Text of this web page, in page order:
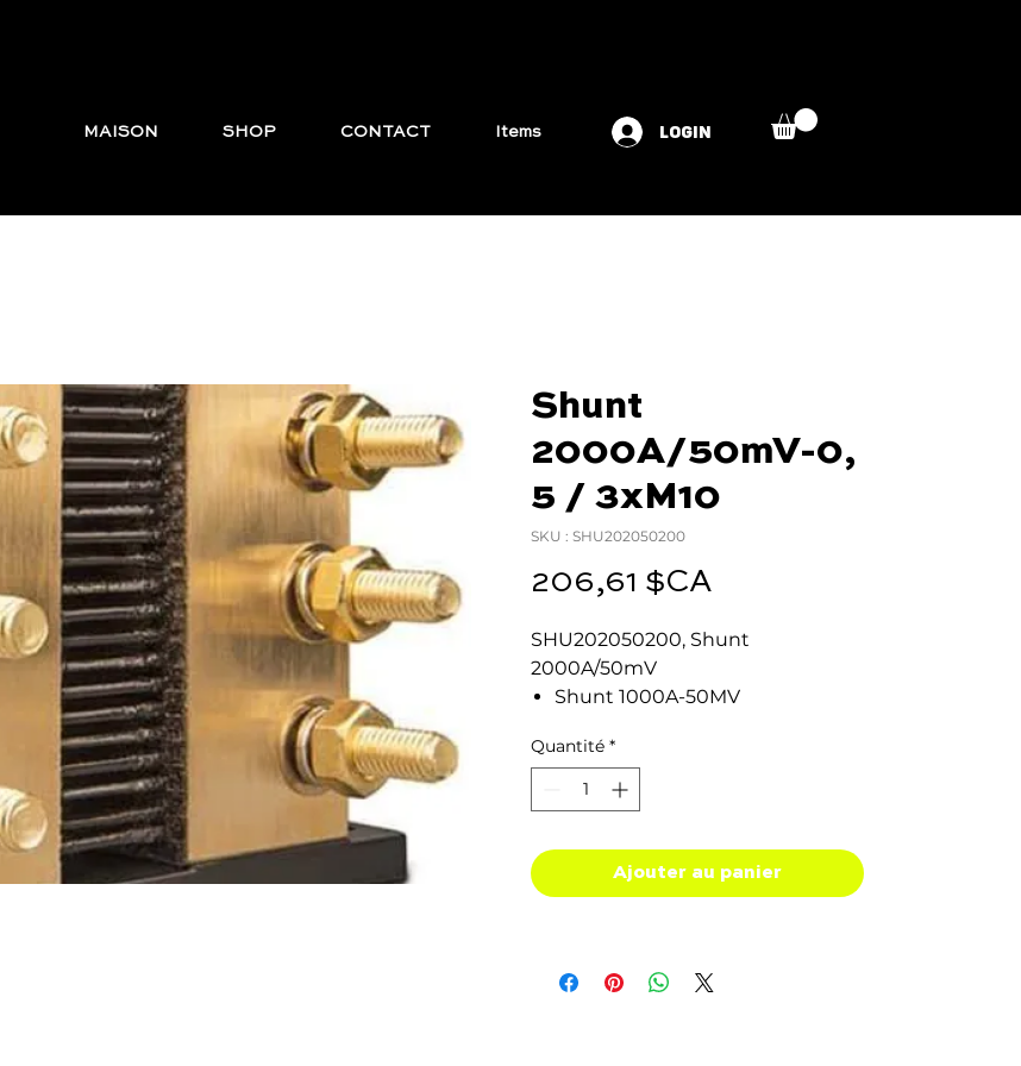
MAISON SHOP CONTACT Items LOGIN
Shunt
2000A/50mV-0,
5 / 3xM10
SKU : SHU202050200
206,61 $CA
SHU202050200, Shunt
2000A/50mV
Shunt 1000A-50MV
Shunt 6000A-50MV
Quantité *
Ajouter au panier